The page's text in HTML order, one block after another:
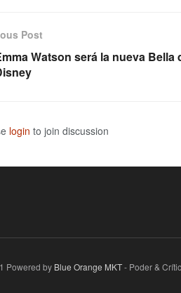
Post
Watson será la nueva Bella
login to join discussion
Powered by Blue Orange MKT- Poder &